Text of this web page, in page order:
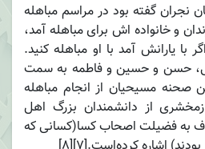
نجران گفته بود در مراسم مباهله
و خانواده اش برای مباهله آمد،
با یارانش آمد با او مباهله کنید.
حسن و حسین و فاطمه به سمت
دیدن این صحنه مسیحیان از انجام مباهله
زمخشری از دانشمندان بزرگ اهل
به فضیلت اصحاب کسا(کسانی که